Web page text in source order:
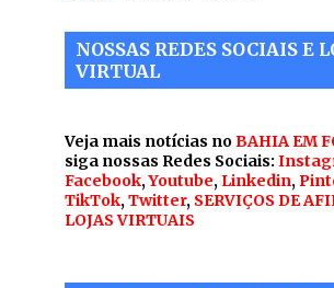
NOSSAS REDES SOCIAIS E
VIRTUAL
Veja mais notícias noBAHIA EM
siga nossas Redes Sociais:
Facebook,Youtube, Linkedin,
TikTok,Twitter, SERVIÇOS DE
LOJAS VIRTUAIS